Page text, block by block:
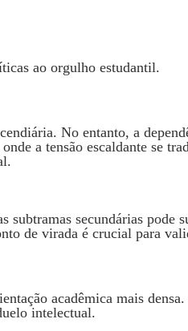
ao orgulho estudantil.
No entanto, a
a tensão escaldante se
secundárias pode
de virada é crucial para
acadêmica mais densa.
intelectual.